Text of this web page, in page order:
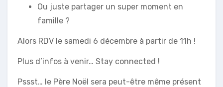
Ou juste partager un super moment en
famille ?
Alors RDV le samedi 6 décembre à partir de 11h !
Plus d’infos à venir… Stay connected !
Pssst… le Père Noël sera peut-être même présent